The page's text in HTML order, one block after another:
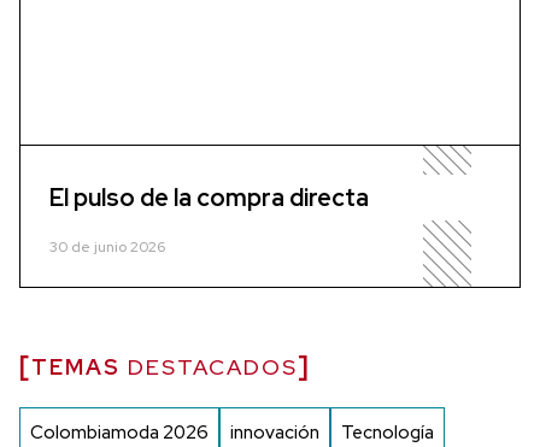
El pulso de la compra directa
30 de junio 2026
TEMAS DESTACADOS
Colombiamoda 2026 innovación Tecnología